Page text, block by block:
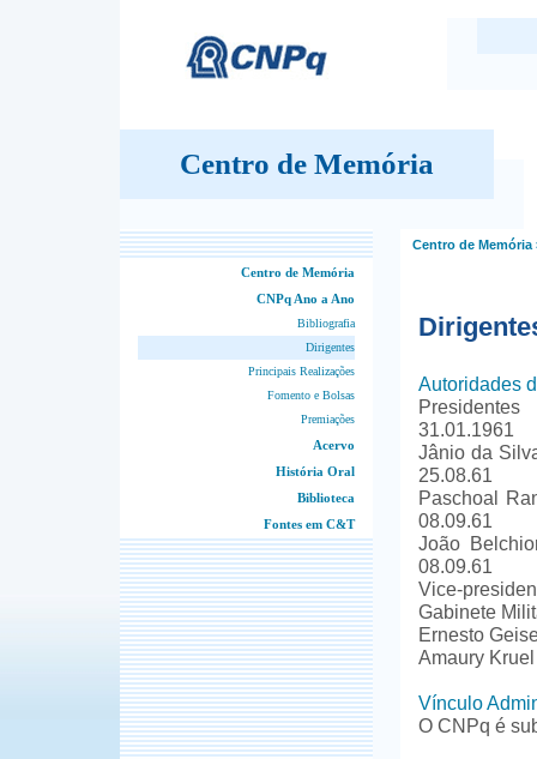
Centro de Memória
Centro de Memória
CNPq Ano a Ano
Bibliografia
Dirigentes
Principais Realizações
Fomento e Bolsas
Premiações
Acervo
História Oral
Biblioteca
Fontes em C&T
Centro de Memória
Autoridades
31.01.1961
Jânio da
25.08.61
Paschoal
08.09.61
João
08.09.61
Vice-
Gabinete
Ernesto
Amaury Kruel
Vínculo
O CNPq é